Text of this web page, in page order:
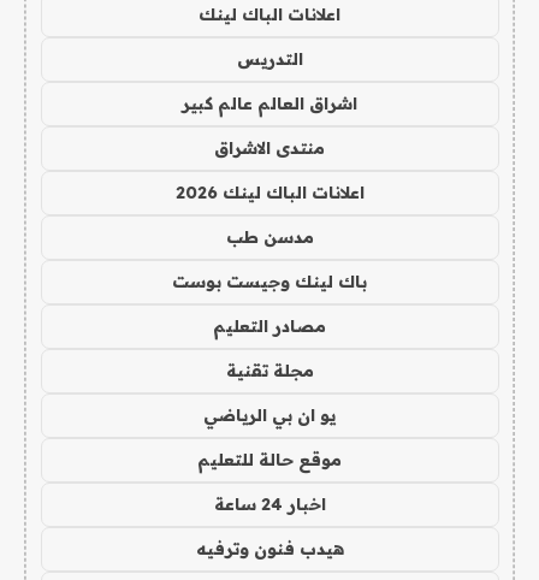
اعلانات الباك لينك
التدريس
اشراق العالم عالم كبير
منتدى الاشراق
اعلانات الباك لينك 2026
مدسن طب
باك لينك وجيست بوست
مصادر التعليم
مجلة تقنية
يو ان بي الرياضي
موقع حالة للتعليم
اخبار 24 ساعة
هيدب فنون وترفيه